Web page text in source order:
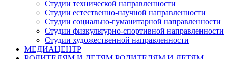
Студии технической направленности
Студии естественно-научной направленности
Студии социально-гуманитарной направленности
Студии физкультурно-спортивной направленности
Студии художественной направленности
МЕДИАЦЕНТР